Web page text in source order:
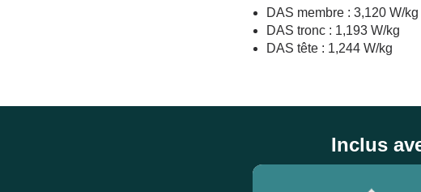
DAS membre : 3,120 W/kg
DAS tronc : 1,193 W/kg
DAS tête : 1,244 W/kg
Inclus